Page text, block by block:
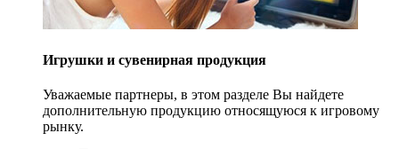
Игрушки и сувенирная продукция
Уважаемые партнеры, в этом разделе Вы найдете
дополнительную продукцию относящуюся к игровому
рынку.